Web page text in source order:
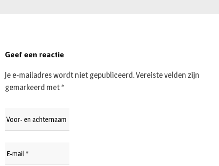
Geef een reactie
Je e-mailadres wordt niet gepubliceerd.Vereiste velden zijn
gemarkeerd met *